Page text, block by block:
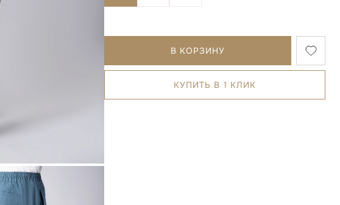
В КОРЗИНУ
КУПИТЬ В 1 КЛИК